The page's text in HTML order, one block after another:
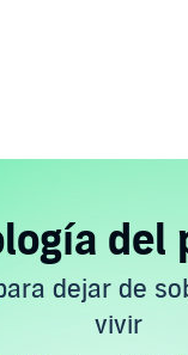
del
dejar de
vivir